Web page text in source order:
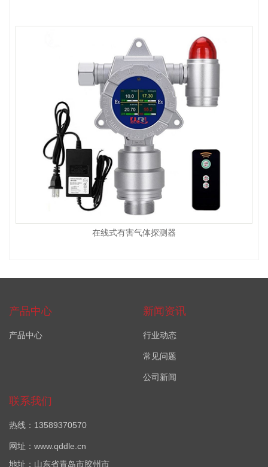
在线式有害气体探测器
产品中心
产品中心
新闻资讯
行业动态
常见问题
公司新闻
联系我们
热线：13589370570
网址：www.qddle.cn
地址：山东省青岛市胶州市